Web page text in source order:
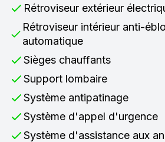
Rétroviseur extérieur
Rétroviseur intérieur anti-
automatique
Sièges chauffants
Support lombaire
Système antipatinage
Système d'appel d'urgence
Système d'assistance aux